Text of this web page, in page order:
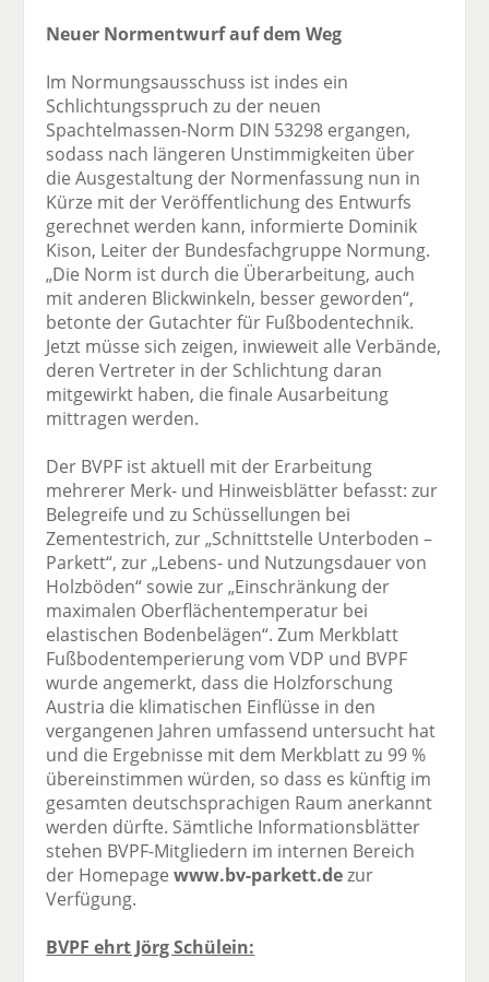
Neuer Normentwurf auf dem Weg
Im Normungsausschuss ist indes ein
Schlichtungsspruch zu der neuen
Spachtelmassen-Norm DIN 53298 ergangen,
sodass nach längeren Unstimmigkeiten über
die Ausgestaltung der Normenfassung nun in
Kürze mit der Veröffentlichung des Entwurfs
gerechnet werden kann, informierte Dominik
Kison, Leiter der Bundesfachgruppe Normung.
„Die Norm ist durch die Überarbeitung, auch
mit anderen Blickwinkeln, besser geworden“,
betonte der Gutachter für Fußbodentechnik.
Jetzt müsse sich zeigen, inwieweit alle Verbände,
deren Vertreter in der Schlichtung daran
mitgewirkt haben, die finale Ausarbeitung
mittragen werden.
Der BVPF ist aktuell mit der Erarbeitung
mehrerer Merk- und Hinweisblätter befasst: zur
Belegreife und zu Schüssellungen bei
Zementestrich, zur „Schnittstelle Unterboden –
Parkett“, zur „Lebens- und Nutzungsdauer von
Holzböden“ sowie zur „Einschränkung der
maximalen Oberflächentemperatur bei
elastischen Bodenbelägen“. Zum Merkblatt
Fußbodentemperierung vom VDP und BVPF
wurde angemerkt, dass die Holzforschung
Austria die klimatischen Einflüsse in den
vergangenen Jahren umfassend untersucht hat
und die Ergebnisse mit dem Merkblatt zu 99 %
übereinstimmen würden, so dass es künftig im
gesamten deutschsprachigen Raum anerkannt
werden dürfte. Sämtliche Informationsblätter
stehen BVPF-Mitgliedern im internen Bereich
der Homepagewww.bv-parkett.dezur
Verfügung.
BVPF ehrt Jörg Schülein: